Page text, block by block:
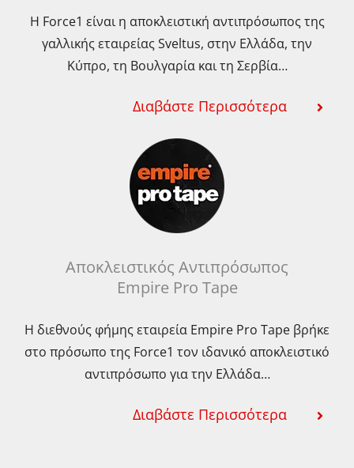
Η Force1 είναι η αποκλειστική αντιπρόσωπος της
γαλλικής εταιρείας Sveltus, στην Ελλάδα, την
Κύπρο, τη Βουλγαρία και τη Σερβία…
Διαβάστε Περισσότερα
Αποκλειστικός Αντιπρόσωπος
Empire Pro Tape
Η διεθνούς φήμης εταιρεία Empire Pro Tape βρήκε
στο πρόσωπο της Force1 τον ιδανικό αποκλειστικό
αντιπρόσωπο για την Ελλάδα…
Διαβάστε Περισσότερα